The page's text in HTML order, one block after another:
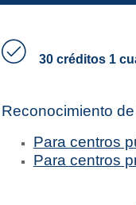
30 créditos 1
Reconocimiento
Para centros
Para centros